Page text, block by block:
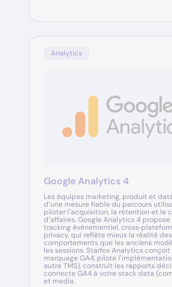
Analytics
Google Analytics 4
Les équipes marketing, produit et
d’une mesure fiable du parcours
piloter l’acquisition, la rétention et le
d’affaires. Google Analytics 4
tracking événementiel,
privacy, qui reflète mieux la réalité des
comportements que les anciens
les sessions. Starfox Analytics
marquage GA4, pilote
autre TMS), construit les rapports
connecte GA4 à votre stack data
et media.